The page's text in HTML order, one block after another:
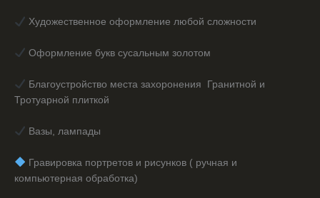
Художественное оформление любой сложности
Оформление букв сусальным золотом
Благоустройство места захоронения Гранитной и
Тротуарной плиткой
Вазы, лампады
️ Гравировка портретов и рисунков ( ручная и
компьютерная обработка)